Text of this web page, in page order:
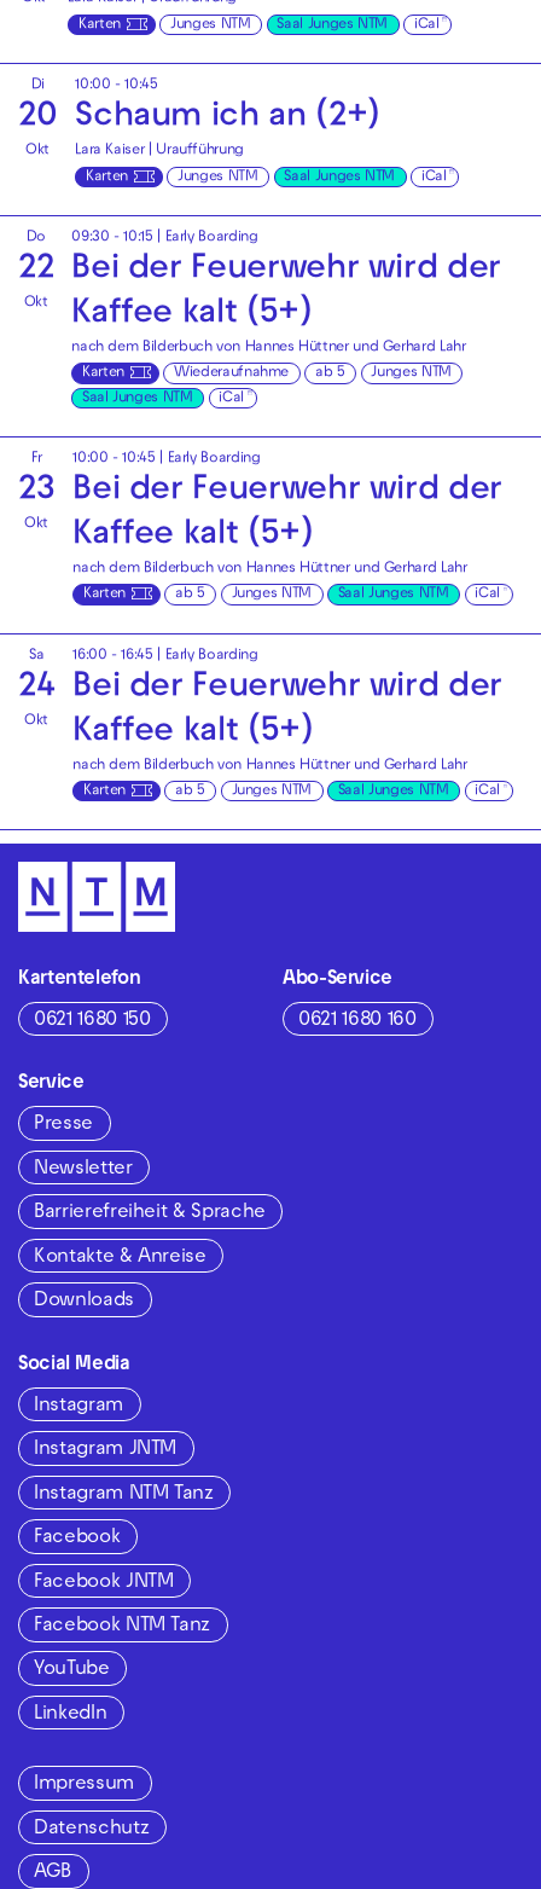
Karten
Junges NTM Saal Junges NTM iCal
Di
20
Okt
10:00 - 10:45
Schaum ich an (2+)
Lara Kaiser | Uraufführung
Karten
Junges NTM Saal Junges NTM iCal
Do
22
Okt
09:30 - 10:15 Early Boarding
Bei der Feuer­wehr wird der
Kaffee kalt (5+)
nach dem Bilderbuch von Hannes Hüttner und Gerhard Lahr
Karten
Wiederaufnahme ab 5
Junges NTM
Saal Junges NTM
iCal
Fr
23
Okt
10:00 - 10:45 Early Boarding
Bei der Feuer­wehr wird der
Kaffee kalt (5+)
nach dem Bilderbuch von Hannes Hüttner und Gerhard Lahr
Karten
ab 5 Junges NTM Saal Junges NTM iCal
Sa
24
Okt
16:00 - 16:45 Early Boarding
Bei der Feuer­wehr wird der
Kaffee kalt (5+)
nach dem Bilderbuch von Hannes Hüttner und Gerhard Lahr
Karten
ab 5 Junges NTM Saal Junges NTM iCal
Kartentelefon
0621 1680 150
Abo-Service
0621 1680 160
Service
Presse
Newsletter
Barrierefreiheit & Sprache
Kontakte & Anreise
Downloads
Social Media
Instagram
Instagram JNTM
Instagram NTM Tanz
Facebook
Facebook JNTM
Facebook NTM Tanz
YouTube
LinkedIn
Impressum
Datenschutz
AGB